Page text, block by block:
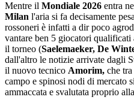
Mentre il Mondiale 2026 entra
Milan l'aria si fa decisamente
rossoneri è infatti a dir poco
vantare ben 5 giocatori
il torneo (Saelemaeker, De
dall'altro le notizie arrivate dagli
il nuovo tecnico Amorim, che
campo e spinosi nodi di mercato
ammaccata e svalutata proprio